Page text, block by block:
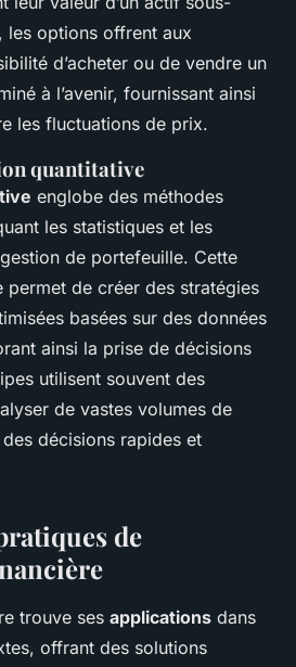
les options offrent aux
d’acheter ou de vendre un
à l’avenir, fournissant ainsi
les fluctuations de prix.
quantitative
englobe des méthodes
les statistiques et les
de portefeuille. Cette
permet de créer des stratégies
basées sur des données
ainsi la prise de décisions
utilisent souvent des
de vastes volumes de
décisions rapides et
de
trouve ses applications dans
offrant des solutions